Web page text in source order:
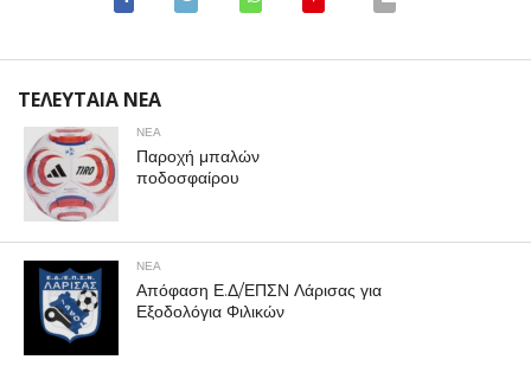
ΤΕΛΕΥΤΑΙΑ ΝΕΑ
ΝΕΑ
Παροχή μπαλών
ποδοσφαίρου
ΝΕΑ
Απόφαση Ε.Δ/ΕΠΣΝ Λάρισας για
Εξοδολόγια Φιλικών